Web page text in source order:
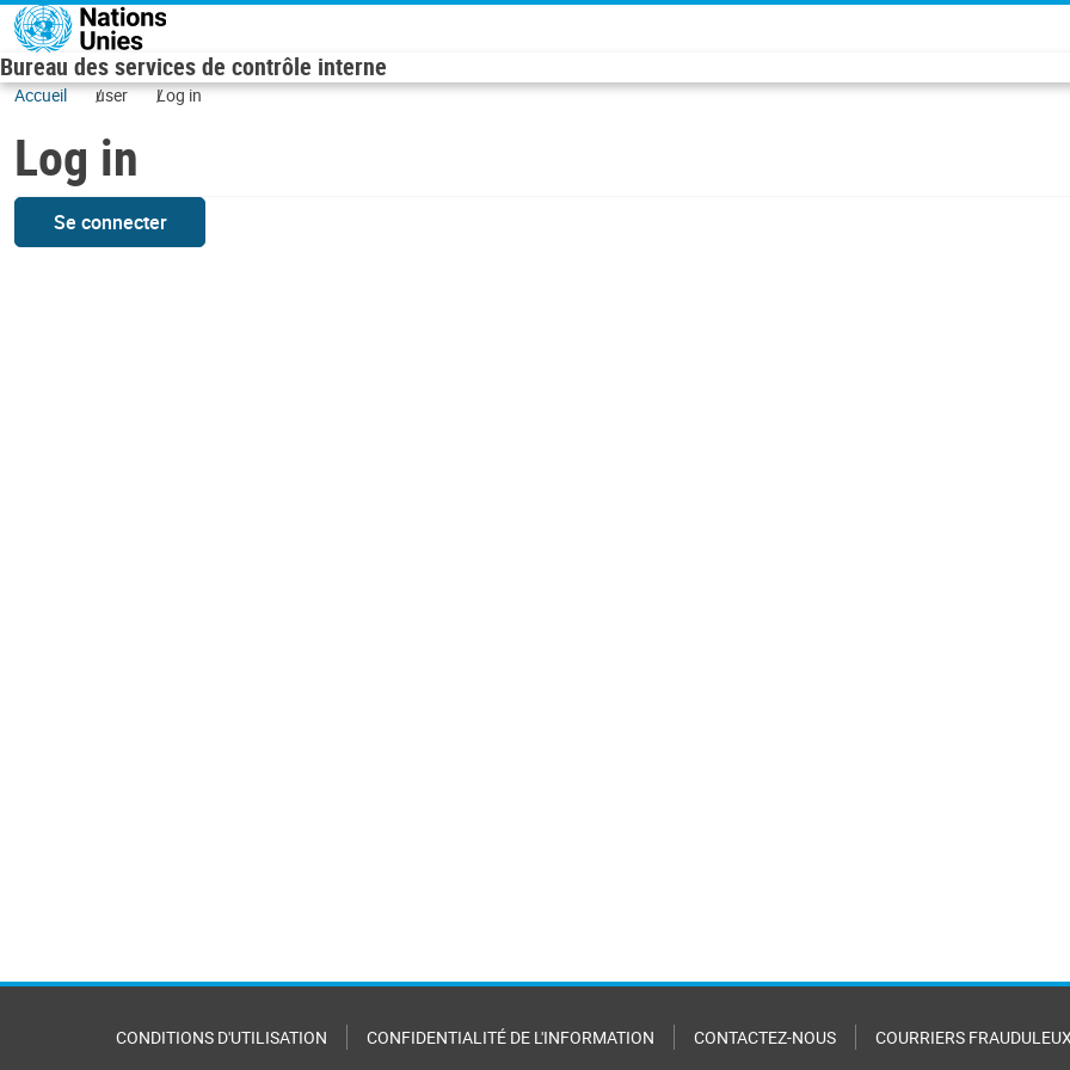
Skip to main content
Bureau des services de contrôle interne
Accueil user Log in
Log in
Se connecter
CONDITIONS D'UTILISATION CONFIDENTIALITÉ DE L'INFORMATION CONTACTEZ-NOUS COURRIERS